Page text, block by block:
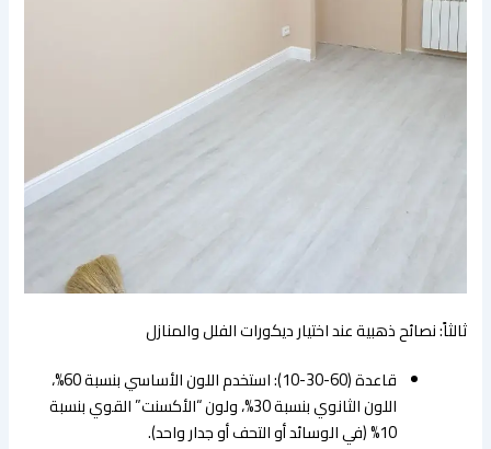
​ثالثاً: نصائح ذهبية عند اختيار ديكورات الفلل والمنازل
​قاعدة (60-30-10): استخدم اللون الأساسي بنسبة 60%،
اللون الثانوي بنسبة 30%، ولون “الأكسنت” القوي بنسبة
10% (في الوسائد أو التحف أو جدار واحد).